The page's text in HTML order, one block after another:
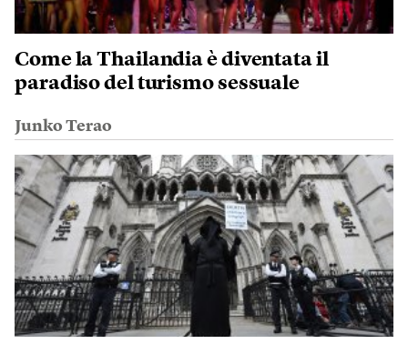
Come la Thailandia è diventata il
paradiso del turismo sessuale
Junko Terao